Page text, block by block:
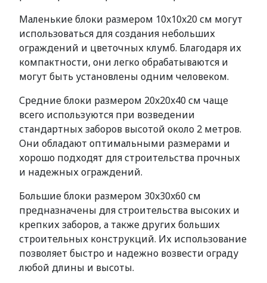
Маленькие блоки размером 10x10x20 см могут
использоваться для создания небольших
ограждений и цветочных клумб. Благодаря их
компактности, они легко обрабатываются и
могут быть установлены одним человеком.
Средние блоки размером 20x20x40 см чаще
всего используются при возведении
стандартных заборов высотой около 2 метров.
Они обладают оптимальными размерами и
хорошо подходят для строительства прочных
и надежных ограждений.
Большие блоки размером 30x30x60 см
предназначены для строительства высоких и
крепких заборов, а также других больших
строительных конструкций. Их использование
позволяет быстро и надежно возвести ограду
любой длины и высоты.